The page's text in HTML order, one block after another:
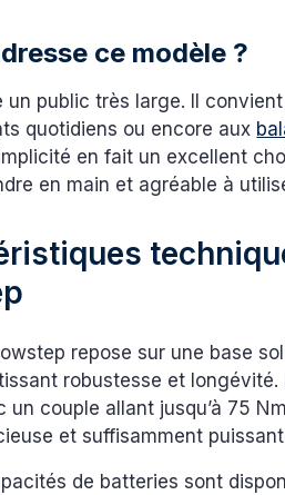
ce modèle ?
un public très large. Il
quotidiens ou encore aux
en fait un excellent
en main et agréable à
repose sur une base
robustesse et
un couple allant jusqu’à 75
et suffisamment
de batteries sont